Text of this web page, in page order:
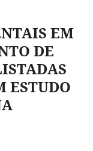
EM
DE
ESTUDO